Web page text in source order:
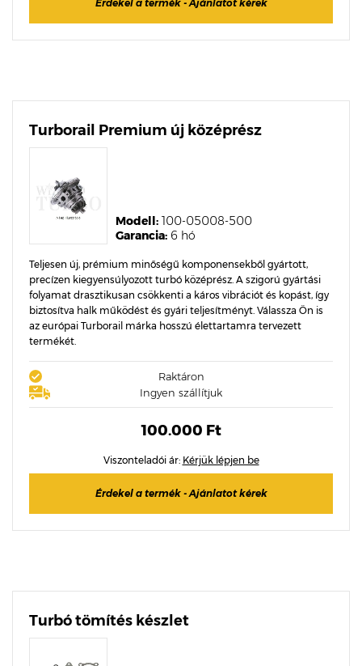
Érdekel a termék - Ajánlatot kérek
Turborail Premium új középrész
Garancia: 6 hó
Modell: 100-05008-500
Teljesen új, prémium minőségű komponensekből gyártott,
precízen kiegyensúlyozott turbó középrész. A szigorú gyártási
folyamat drasztikusan csökkenti a káros vibrációt és kopást, így
biztosítva halk működést és gyári teljesítményt. Válassza Ön is
az európai Turborail márka hosszú élettartamra tervezett
termékét.
Raktáron
Ingyen szállítjuk
100.000 Ft
Viszonteladói ár: Kérjük lépjen be
Érdekel a termék - Ajánlatot kérek
Turbó tömítés készlet